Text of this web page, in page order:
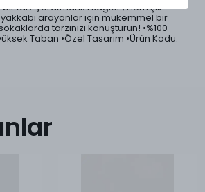
tarz yaratmanızı sağlar.; Hem şık
arayanlar için mükemmel bir
tarzınızı konuşturun! •%100
Taban •Özel Tasarım •Ürün Kodu: